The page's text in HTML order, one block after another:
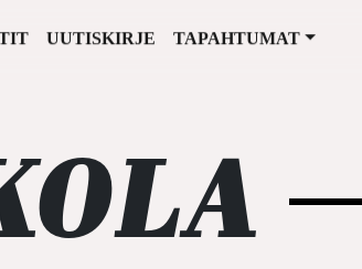
UUTISKIRJE TAPAHTUMAT